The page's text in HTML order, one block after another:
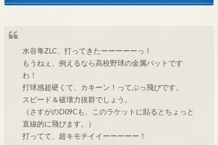
水谷隼ZLC、打ってきたーーーーーっ！
もうねぇ、例えるなら高校野球の金属バットです
わ！
打球感超硬くて、カキーン！ってぶっ飛びです。
スピード＆破壊力抜群でしょう。
（さすがのD09Cも、このラケットに貼るとちょっと
直線的に飛びます。）
打ってて、超キモチイイーーーーー！